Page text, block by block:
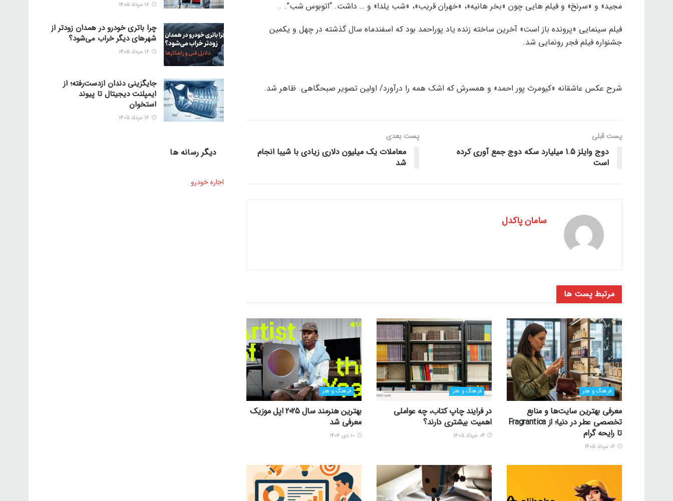
مجید» و «سرنخ» و فیلم هایی چون «بخر هانیه»، «خهران قریب»، «شب یلدا» و … داشت. “اتوبوس شب”. .
فیلم سینمایی «پرونده باز است» آخرین ساخته زنده یاد پوراحمد بود که اسفندماه سال گذشته در چهل و یکمین
جشنواره فیلم فجر رونمایی شد.
شرح عکس عاشقانه «کیومرث پور احمد» و همسرش که اشک همه را درآورد/ اولین تصویر صبحگاهی. ظاهر شد.
پست قبلی
دوج وایلز 1.5 میلیارد سکه دوج جمع آوری کرده
است
پست‌ بعدی
معاملات یک میلیون دلاری زیادی با شیبا انجام
شد
سامان پاکدل
مرتبط پست ها
فرهنگ و هنر
معرفی بهترین سایت‌ها و منابع
تخصصی عطر در دنیا؛ از Fragrantica
تا رایحه گرام
فرهنگ و هنر
در فرایند چاپ کتاب، چه عواملی
اهمیت بیشتری دارند؟
فرهنگ و هنر
بهترین هنرمند سال 2025 اپل موزیک
معرفی شد
چرا باتری خودرو در همدان زودتر از
شهرهای دیگر خراب می‌شود؟
جایگزینی دندان ازدست‌رفته؛ از
ایمپلنت دیجیتال تا پیوند
استخوان
دیگر رسانه ها
اجاره خودرو